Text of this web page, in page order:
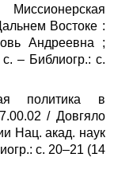
Востоке :
Андреевна ;
– Библиогр.: с.
политика в
/ Довгяло
Нац. акад. наук
с. 20–21 (14